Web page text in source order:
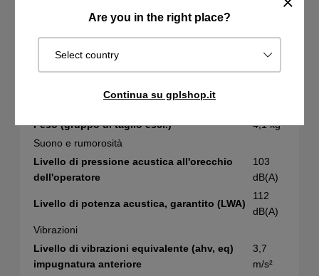
Are you in the right place?
Select country
Continua su gplshop.it
Tipo catena
S93G
Lunghezza barra (cm)
35 cm
Peso (gruppo di taglio escl.)
4,1 kg
Suono e rumorosità
Livello di pressione acustica all'orecchio
dell'operatore
103
dB(A)
Livello di potenza acustica, garantito (LWA)
112
dB(A)
Vibrazioni
Livello di vibrazioni equivalente (ahv, eq)
impugnatura anteriore
3,7
m/s²